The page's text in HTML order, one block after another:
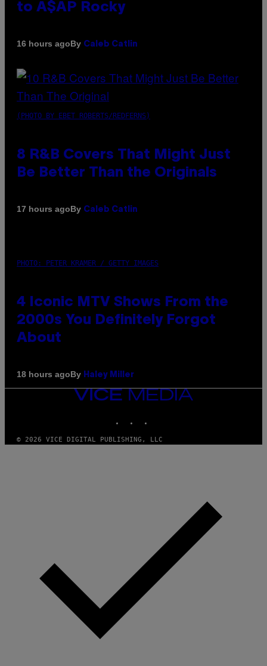
to A$AP Rocky
16 hours agoBy Caleb Catlin
(PHOTO BY EBET ROBERTS/REDFERNS)
8 R&B Covers That Might Just
Be Better Than the Originals
17 hours agoBy Caleb Catlin
PHOTO: PETER KRAMER / GETTY IMAGES
4 Iconic MTV Shows From the
2000s You Definitely Forgot
About
18 hours agoBy Haley Miller
VICE
MEDIA
© 2026 VICE DIGITAL PUBLISHING, LLC